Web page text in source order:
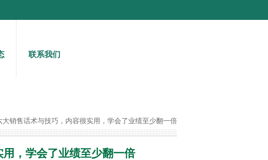
联系我们
大销售话术与技巧，内容很实用，学会了业绩至少翻一倍
，学会了业绩至少翻一倍